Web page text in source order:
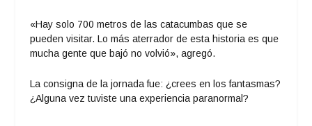
«Hay solo 700 metros de las catacumbas que se
pueden visitar. Lo más aterrador de esta historia es que
mucha gente que bajó no volvió», agregó.
La consigna de la jornada fue: ¿crees en los fantasmas?
¿Alguna vez tuviste una experiencia paranormal?